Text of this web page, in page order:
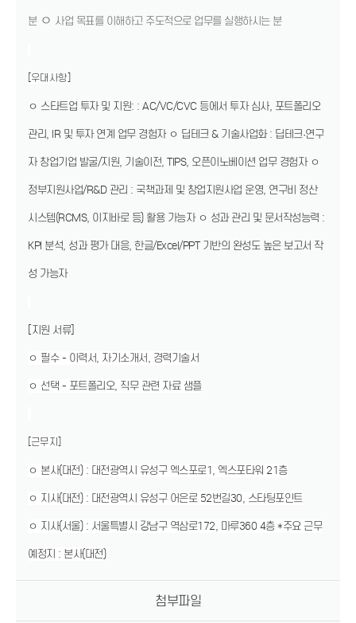
분 ㅇ 사업 목표를 이해하고 주도적으로 업무를 실행하시는 분
[우대사항]
ㅇ 스타트업 투자 및 지원: : AC/VC/CVC 등에서 투자 심사, 포트폴리오
관리, IR 및 투자 연계 업무 경험자 ㅇ 딥테크 & 기술사업화 : 딥테크·연구
자 창업기업 발굴/지원, 기술이전, TIPS, 오픈이노베이션 업무 경험자 ㅇ
정부지원사업/R&D 관리 : 국책과제 및 창업지원사업 운영, 연구비 정산
시스템(RCMS, 이지바로 등) 활용 가능자 ㅇ 성과 관리 및 문서작성능력 :
KPI 분석, 성과 평가 대응, 한글/Excel/PPT 기반의 완성도 높은 보고서 작
성 가능자
[지원 서류]
ㅇ 필수 - 이력서, 자기소개서, 경력기술서
ㅇ 선택 - 포트폴리오, 직무 관련 자료 샘플
[근무지]
ㅇ 본사(대전) : 대전광역시 유성구 엑스포로1, 엑스포타워 21층
ㅇ 지사(대전) : 대전광역시 유성구 어은로 52번길30, 스타팅포인트
ㅇ 지사(서울) : 서울특별시 강남구 역삼로172, 마루360 4층 *주요 근무
예정지 : 본사(대전)
첨부파일